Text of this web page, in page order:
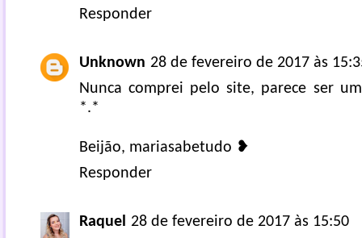
Responder
Unknown 28 de fevereiro de 2017 às
Nunca comprei pelo site, parece ser
*.*
Beijão, mariasabetudo ❥
Responder
Raquel 28 de fevereiro de 2017 às 15:50